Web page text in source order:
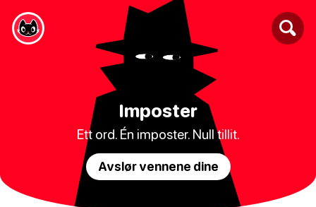
Imposter
Ett ord. Én imposter. Null tillit.
Avslør vennene dine